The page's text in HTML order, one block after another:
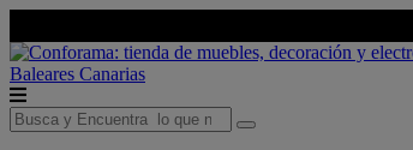
Baleares Canarias